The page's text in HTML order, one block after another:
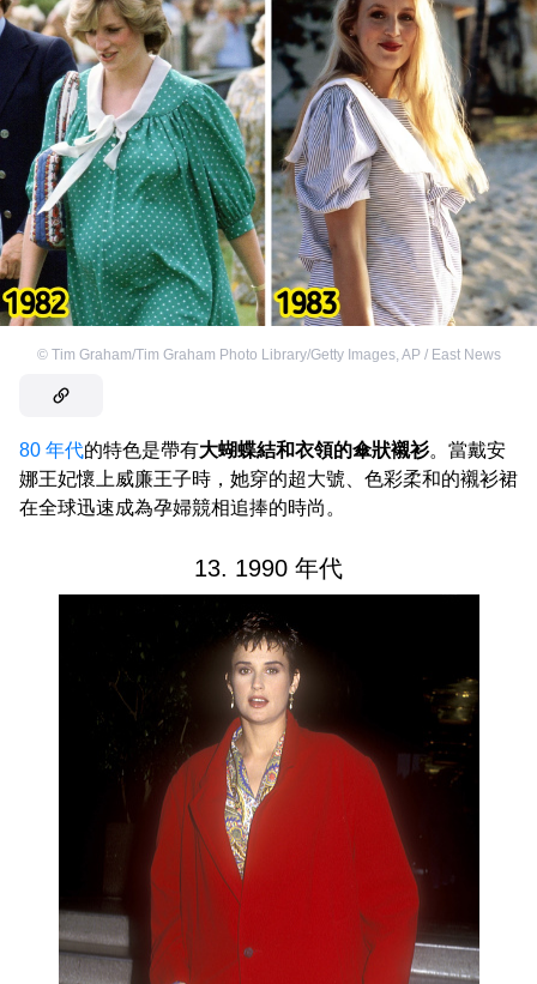
© Tim Graham/Tim Graham Photo Library/Getty Images, AP / East News
80 年代的特色是帶有大蝴蝶結和衣領的傘狀襯衫。當戴安
娜王妃懷上威廉王子時，她穿的超大號、色彩柔和的襯衫裙
在全球迅速成為孕婦競相追捧的時尚。
13. 1990 年代